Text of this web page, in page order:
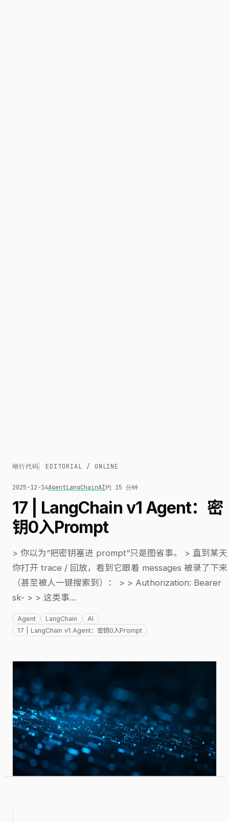
翊行代码 EDITORIAL / ONLINE
2025-12-14AgentLangChainAI约 15 分钟
17 | LangChain v1 Agent：密
钥0入Prompt
> 你以为“把密钥塞进 prompt”只是图省事。 > 直到某天
你打开 trace / 回放，看到它跟着 messages 被录了下来
（甚至被人一键搜索到）： > > Authorization: Bearer
sk- > > 这类事...
Agent LangChain
AI
17 | LangChain v1 Agent：密钥0入Prompt